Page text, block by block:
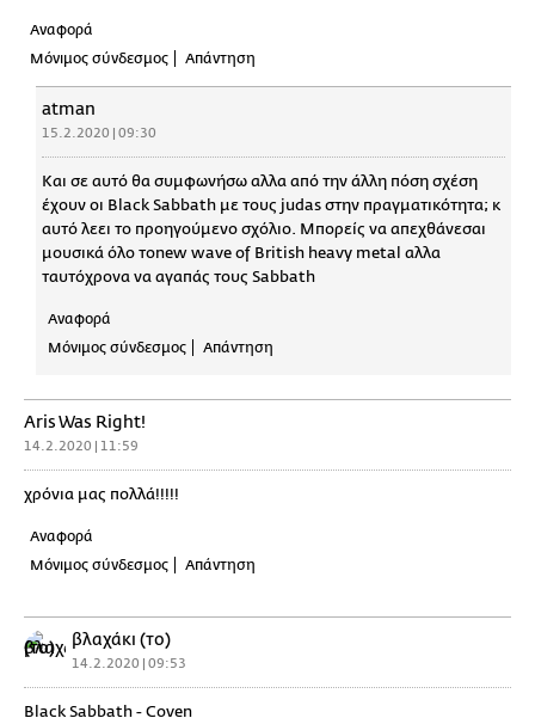
Αναφορά
Μόνιμος σύνδεσμος
Απάντηση
atman
15.2.2020 | 09:30
Και σε αυτό θα συμφωνήσω αλλα από την άλλη πόση σχέση
έχουν οι Black Sabbath με τους judas στην πραγματικότητα; κ
αυτό λεει το προηγούμενο σχόλιο. Μπορείς να απεχθάνεσαι
μουσικά όλο τοnew wave of British heavy metal αλλα
ταυτόχρονα να αγαπάς τους Sabbath
Αναφορά
Μόνιμος σύνδεσμος
Απάντηση
Aris Was Right!
14.2.2020 | 11:59
χρόνια μας πολλά!!!!!
Αναφορά
Μόνιμος σύνδεσμος
Απάντηση
βλαχάκι (το)
14.2.2020 | 09:53
Black Sabbath - Coven